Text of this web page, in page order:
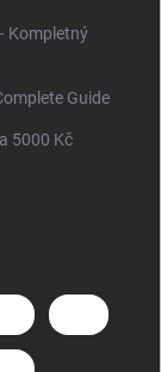
Kompletný
Guide
5000 Kč